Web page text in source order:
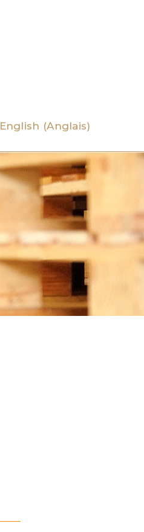
English (Anglais)